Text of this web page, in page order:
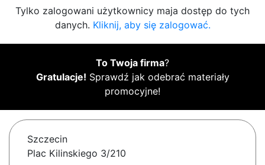
Tylko zalogowani użytkownicy maja dostęp do tych
danych. Kliknij, aby się zalogować.
To Twoja firma?
Gratulacje! Sprawdź jak odebrać materiały
promocyjne!
Szczecin
Plac Kilinskiego 3/210